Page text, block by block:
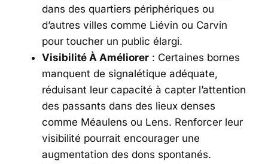
dans des quartiers périphériques ou
d’autres villes comme Liévin ou Carvin
pour toucher un public élargi.
Visibilité À Améliorer : Certaines bornes
manquent de signalétique adéquate,
réduisant leur capacité à capter l’attention
des passants dans des lieux denses
comme Méaulens ou Lens. Renforcer leur
visibilité pourrait encourager une
augmentation des dons spontanés.